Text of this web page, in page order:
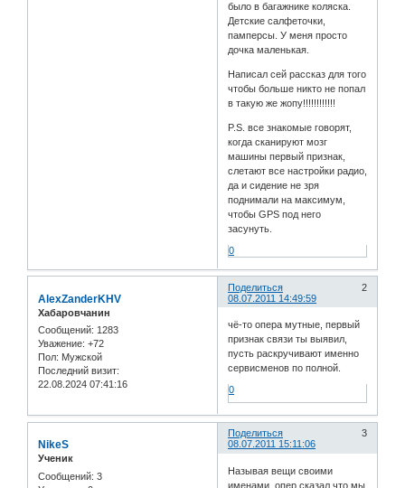
было в багажнике коляска.
Детские салфеточки,
памперсы. У меня просто
дочка маленькая.
Написал сей рассказ для того
чтобы больше никто не попал
в такую же жопу!!!!!!!!!!!!
P.S. все знакомые говорят,
когда сканируют мозг
машины первый признак,
слетают все настройки радио,
да и сидение не зря
поднимали на максимум,
чтобы GPS под него
засунуть.
0
Поделиться
2
08.07.2011 14:49:59
AlexZanderKHV
Хабаровчанин
Сообщений: 1283
Уважение: +72
Пол: Мужской
Последний визит:
22.08.2024 07:41:16
чё-то опера мутные, первый
признак связи ты выявил,
пусть раскручивают именно
сервисменов по полной.
0
Поделиться
3
08.07.2011 15:11:06
NikeS
Ученик
Сообщений: 3
Называя вещи своими
именами, опер сказал что мы